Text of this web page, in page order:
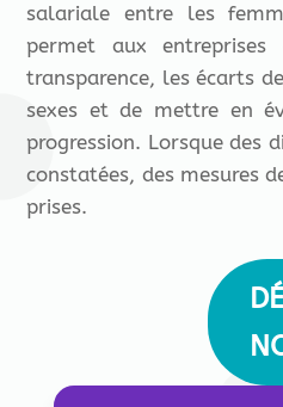
salariale entre les
permet aux
transparence, les écarts
sexes et de mettre en
progression. Lorsque des
constatées, des mesures
prises.